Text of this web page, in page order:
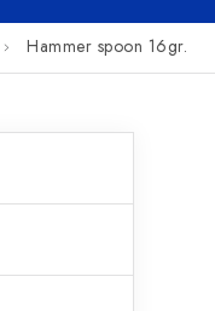
Hammer spoon 16gr.